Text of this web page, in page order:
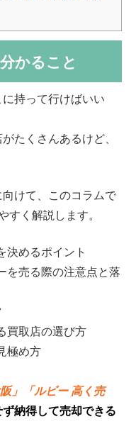
かること
に持って行けばいい
たくさんあるけど、
けて、このコラムで
すく解説します。
決めるポイント
を売る際の注意点と落
買取店の選び方
極め方
」「ルビー 高く売
納得して売却できる